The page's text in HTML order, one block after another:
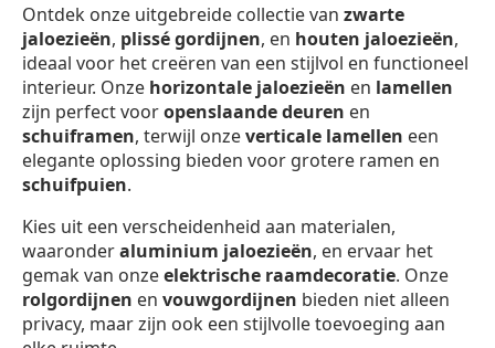
Ontdek onze uitgebreide collectie van zwarte
jaloezieën, plissé gordijnen, en houten jaloezieën,
ideaal voor het creëren van een stijlvol en functioneel
interieur. Onze horizontale jaloezieën en lamellen
zijn perfect vooropenslaande deuren en
schuiframen, terwijl onzeverticale lamellen een
elegante oplossing bieden voor grotere ramen en
schuifpuien.
Kies uit een verscheidenheid aan materialen,
waaronderaluminium jaloezieën, en ervaar het
gemak van onzeelektrische raamdecoratie. Onze
rolgordijnen en vouwgordijnen bieden niet alleen
privacy, maar zijn ook een stijlvolle toevoeging aan